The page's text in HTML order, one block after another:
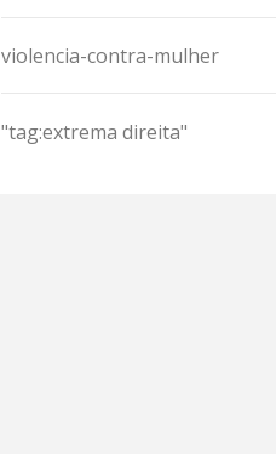
violencia-contra-mulher
"tag:extrema direita"